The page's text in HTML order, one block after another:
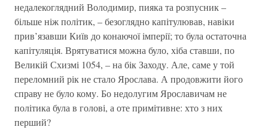
недалекоглядний Володимир, пияка та розпусник –
більше ніж політик, – безоглядно капітулював, навіки
прив’язавши Київ до конаючої імперії; то була остаточна
капітуляція. Врятуватися можна було, хіба ставши, по
Великій Схизмі 1054, – на бік Заходу. Але, саме у той
переломний рік не стало Ярослава. А продовжити його
справу не було кому. Бо недолугим Ярославичам не
політика була в голові, а оте примітивне: хто з них
перший?